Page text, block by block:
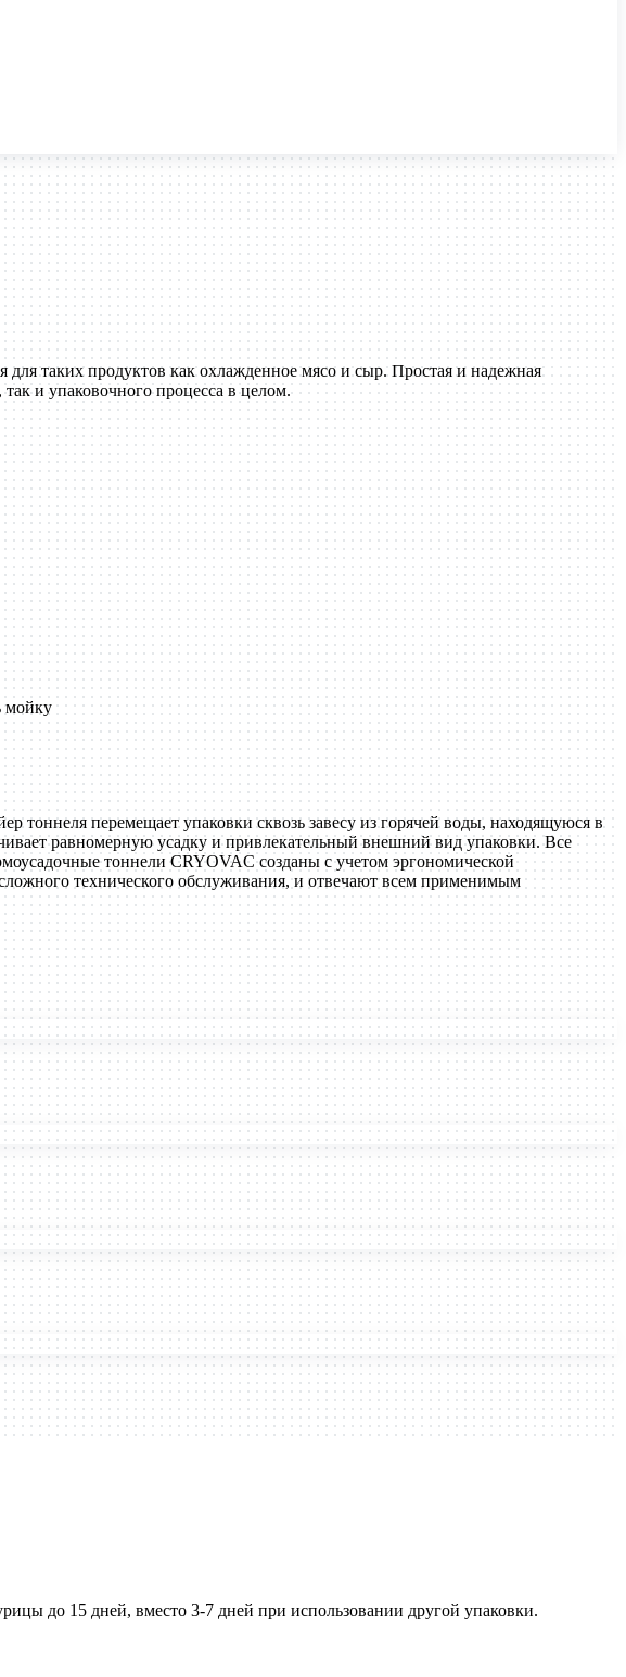
таких продуктов как охлажденное мясо и сыр. Простая и надежная
и упаковочного процесса в целом.
мойку
тоннеля перемещает упаковки сквозь завесу из горячей воды, находящуюся в
равномерную усадку и привлекательный внешний вид упаковки. Все
тоннели CRYOVAC созданы с учетом эргономической
технического обслуживания, и отвечают всем применимым
до 15 дней, вместо 3-7 дней при использовании другой упаковки.